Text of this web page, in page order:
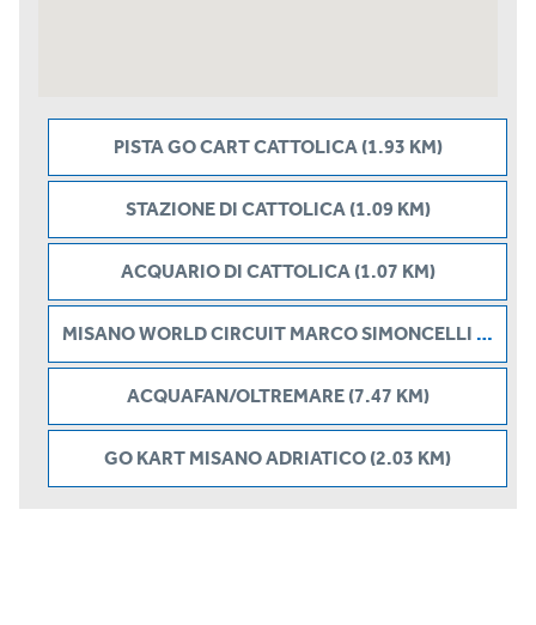
PISTA GO CART CATTOLICA (1.93 KM)
STAZIONE DI CATTOLICA (1.09 KM)
ACQUARIO DI CATTOLICA (1.07 KM)
MISANO WORLD CIRCUIT MARCO SIMONCELLI (4.17 KM)
ACQUAFAN/OLTREMARE (7.47 KM)
GO KART MISANO ADRIATICO (2.03 KM)